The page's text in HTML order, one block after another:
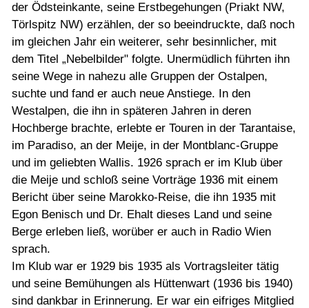
der Ödsteinkante, seine Erstbegehungen (Priakt NW,
Törlspitz NW) erzählen, der so beeindruckte, daß noch
im gleichen Jahr ein weiterer, sehr besinnlicher, mit
dem Titel „Nebelbilder" folgte. Unermüdlich führten ihn
seine Wege in nahezu alle Gruppen der Ostalpen,
suchte und fand er auch neue Anstiege. In den
Westalpen, die ihn in späteren Jahren in deren
Hochberge brachte, erlebte er Touren in der Tarantaise,
im Paradiso, an der Meije, in der Montblanc-Gruppe
und im geliebten Wallis. 1926 sprach er im Klub über
die Meije und schloß seine Vorträge 1936 mit einem
Bericht über seine Marokko-Reise, die ihn 1935 mit
Egon Benisch und Dr. Ehalt dieses Land und seine
Berge erleben ließ, worüber er auch in Radio Wien
sprach.
Im Klub war er 1929 bis 1935 als Vortragsleiter tätig
und seine Bemühungen als Hüttenwart (1936 bis 1940)
sind dankbar in Erinnerung. Er war ein eifriges Mitglied